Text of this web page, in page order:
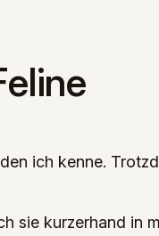
ich kenne.
sie kurzerhand in